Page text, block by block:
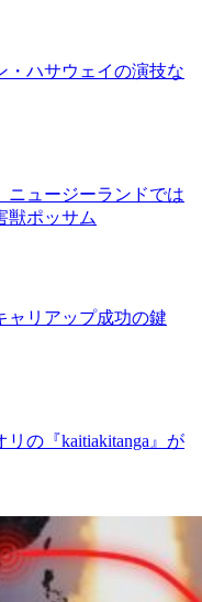
ハサウェイの演技な
ニュージーランドでは
獣ポッサム
ャリアップ成功の鍵
の『kaitiakitanga』が